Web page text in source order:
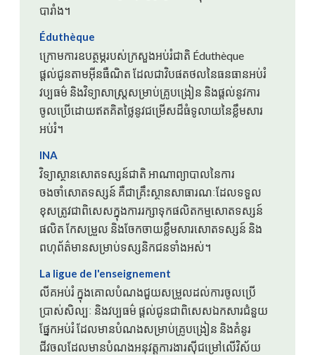
បារាំង។
Éduthèque
ក្រោមការឧបត្ថម្ភរបស់ក្រសួងអប់រំជាតិ Éduthèque
ផ្តល់ជូនតាមអ៊ីនធឺណិត ដែលជាវិបផតថលនៃធនធានអប់រំ
វប្បធម៌ និងវិទ្យាសាស្ត្រសម្រាប់គ្រូបង្រៀន និងផ្តល់នូវការ
ចូលប្រើដោយឥតគិតថ្លៃនូវជម្រើសដ៏ធំទូលាយនៃខ្លឹមសារ
អប់រំ។
INA
វិទ្យាស្ថានសោតទស្សន៍ជាតិ អាណាព្យាបាលនៃការ
ចងចាំសោតទស្សន៍ គឺជាគ្រឹះស្ថានសាធារណៈដែលទទួល
ខុសត្រូវជាពិសេសក្នុងការរក្សាទុកផលិតកម្មសោតទស្សន៍
ផលិត កែសម្រួល និងចែកចាយខ្លឹមសារសោតទស្សន៍ និង
ពហុព័ត៌មានសម្រាប់ទស្សនិកជនទាំងអស់។
La ligue de l'enseignement
លីគអប់រំ ក្នុងគោលបំណងជួយសម្រួលដល់ការចូលប្រើ
ប្រាស់សិល្បៈ និងវប្បធម៌ ផ្តល់ជូនជាពិសេសឯកសារជំនួយ
ផ្នែកអប់រំ ដែលមានបំណងសម្រាប់គ្រូបង្រៀន និងគំនូរ
ជីវចលដែលមានបំណងអនុវត្តការងារស៊ីជម្រៅលើវិស័យ